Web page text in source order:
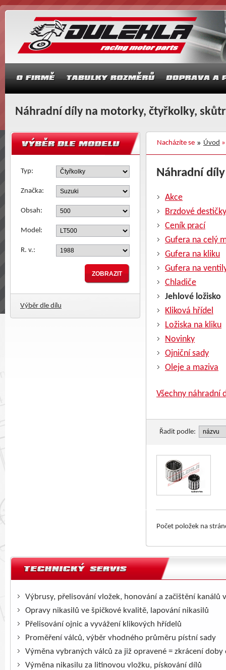
Náhradní díly na motorky, čtyřkolky,
Nacházíte se Úvod
Typ:
Značka:
Obsah:
Model:
R. v.:
Výběr dle dílu
Náhradní
Akce
Brzdové destičky
Ceník prací
Gufera na celý
Gufera na kliku
Gufera na
Chladiče
Jehlové ložisko
Kliková hřídel
Ložiska na kliku
Novinky
Ojniční sady
Oleje a maziva
Všechny náhradní
Řadit podle:
Počet položek na
Výbrusy, přelisování vložek, honování a začištění kanálů
Opravy nikasilů ve špičkové kvalitě, lapování nikasilů
Přelisování ojnic a vyvážení klikových hřídelů
Proměření válců, výběr vhodného průměru pístní sady
Výměna vybraných válců za již opravené = zkrácení doby
Výměna nikasilu za litinovou vložku, pískování dílů